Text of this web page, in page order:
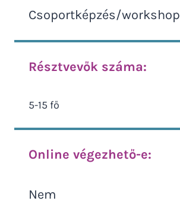
Csoportképzés/workshop
Résztvevők száma:
5-15 fő
Online végezhető-e:
Nem